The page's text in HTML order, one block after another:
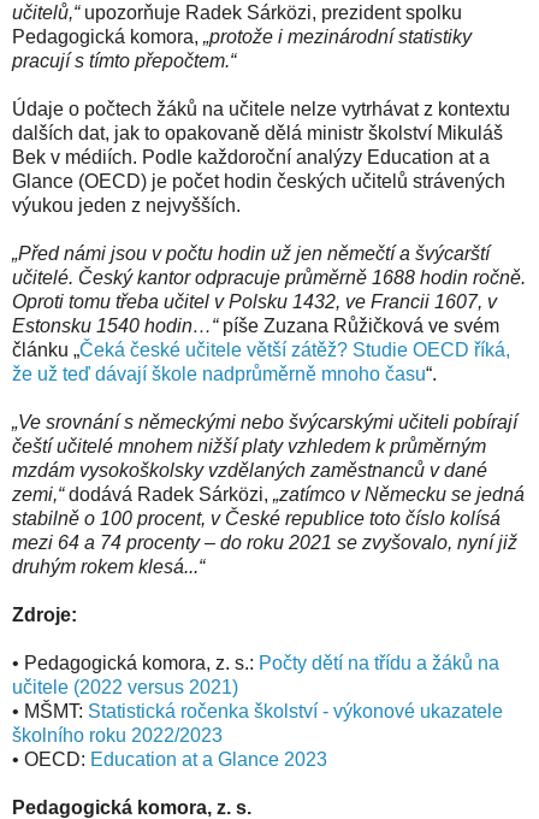
učitelů,“ upozorňuje Radek Sárközi, prezident spolku
Pedagogická komora, „protože i mezinárodní statistiky
pracují s tímto přepočtem.“
Údaje o počtech žáků na učitele nelze vytrhávat z kontextu
dalších dat, jak to opakovaně dělá ministr školství Mikuláš
Bek v médiích. Podle každoroční analýzy Education at a
Glance (OECD) je počet hodin českých učitelů strávených
výukou jeden z nejvyšších.
„Před námi jsou v počtu hodin už jen němečtí a švýcarští
učitelé. Český kantor odpracuje průměrně 1688 hodin ročně.
Oproti tomu třeba učitel v Polsku 1432, ve Francii 1607, v
Estonsku 1540 hodin…“píše Zuzana Růžičková ve svém
článku „Čeká české učitele větší zátěž? Studie OECD říká,
že už teď dávají škole nadprůměrně mnoho času“.
„Ve srovnání s německými nebo švýcarskými učiteli pobírají
čeští učitelé mnohem nižší platy vzhledem k průměrným
mzdám vysokoškolsky vzdělaných zaměstnanců v dané
zemi,“dodává Radek Sárközi, „zatímco v Německu se jedná
stabilně o 100 procent, v České republice toto číslo kolísá
mezi 64 a 74 procenty – do roku 2021 se zvyšovalo, nyní již
druhým rokem klesá...“
Zdroje:
• Pedagogická komora, z. s.: Počty dětí na třídu a žáků na
učitele (2022 versus 2021)
• MŠMT: Statistická ročenka školství - výkonové ukazatele
školního roku 2022/2023
• OECD: Education at a Glance 2023
Pedagogická komora, z. s.